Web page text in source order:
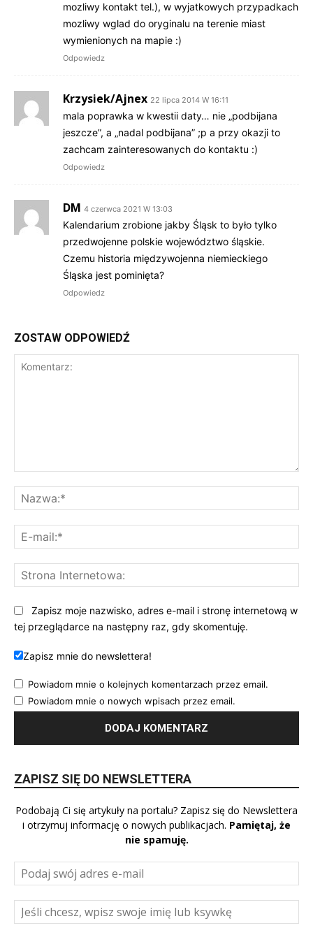
mozliwy kontakt tel.), w wyjatkowych przypadkach
mozliwy wglad do oryginalu na terenie miast
wymienionych na mapie :)
Odpowiedz
Krzysiek/Ajnex 22 lipca 2014 W 16:11
mala poprawka w kwestii daty… nie „podbijana
jeszcze”, a „nadal podbijana” ;p a przy okazji to
zachcam zainteresowanych do kontaktu :)
Odpowiedz
DM 4 czerwca 2021 W 13:03
Kalendarium zrobione jakby Śląsk to było tylko
przedwojenne polskie województwo śląskie.
Czemu historia międzywojenna niemieckiego
Śląska jest pominięta?
Odpowiedz
ZOSTAW ODPOWIEDŹ
Zapisz moje nazwisko, adres e-mail i stronę internetową w
tej przeglądarce na następny raz, gdy skomentuję.
Zapisz mnie do newslettera!
Powiadom mnie o kolejnych komentarzach przez email.
Powiadom mnie o nowych wpisach przez email.
ZAPISZ SIĘ DO NEWSLETTERA
Podobają Ci się artykuły na portalu? Zapisz się do Newslettera
i otrzymuj informację o nowych publikacjach. Pamiętaj, że
nie spamuję.